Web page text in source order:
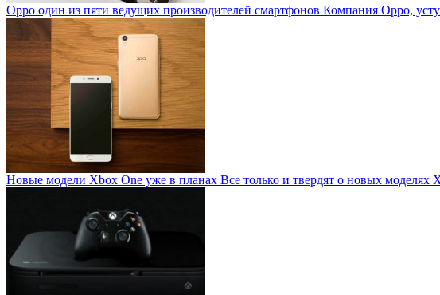
Oppo один из пяти ведущих производителей смартфонов Компания Oppo,
Новые модели Xbox One уже в планах Все только и твердят о новых моделях